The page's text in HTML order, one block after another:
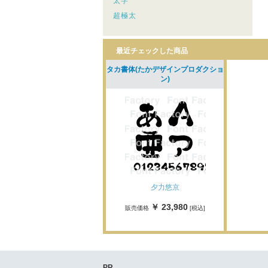
超極太
最近チェックした商品
タカ書体(たかデザインプロダクショ
ン)
夕力悠京
販売価格 ￥ 23,980[税込]